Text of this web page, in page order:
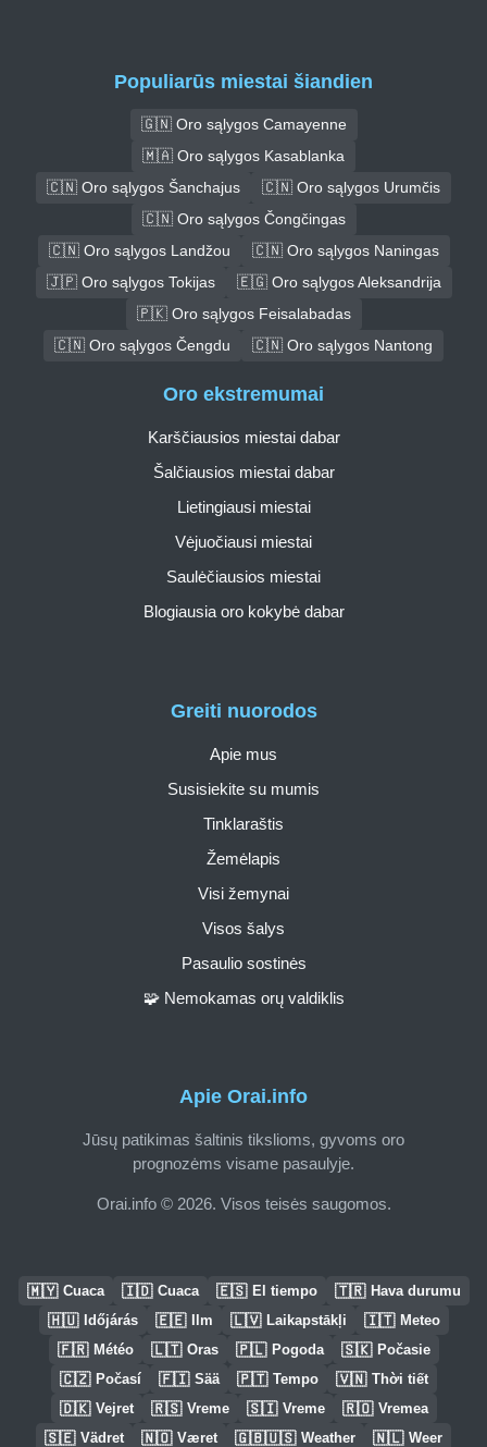
Populiarūs miestai šiandien
🇬🇳 Oro sąlygos Camayenne
🇲🇦 Oro sąlygos Kasablanka
🇨🇳 Oro sąlygos Šanchajus
🇨🇳 Oro sąlygos Urumčis
🇨🇳 Oro sąlygos Čongčingas
🇨🇳 Oro sąlygos Landžou
🇨🇳 Oro sąlygos Naningas
🇯🇵 Oro sąlygos Tokijas
🇪🇬 Oro sąlygos Aleksandrija
🇵🇰 Oro sąlygos Feisalabadas
🇨🇳 Oro sąlygos Čengdu
🇨🇳 Oro sąlygos Nantong
Apie Orai.info
Jūsų patikimas šaltinis tikslioms, gyvoms oro
prognozėms visame pasaulyje.
Orai.info © 2026. Visos teisės saugomos.
Greiti nuorodos
Apie mus
Susisiekite su mumis
Tinklaraštis
Žemėlapis
Visi žemynai
Visos šalys
Pasaulio sostinės
🧩 Nemokamas orų valdiklis
Oro ekstremumai
Karščiausios miestai dabar
Šalčiausios miestai dabar
Lietingiausi miestai
Vėjuočiausi miestai
Saulėčiausios miestai
Blogiausia oro kokybė dabar
🇲🇾 Cuaca 🇮🇩 Cuaca 🇪🇸 El tiempo 🇹🇷 Hava durumu
🇭🇺 Időjárás 🇪🇪 Ilm 🇱🇻 Laikapstākļi 🇮🇹 Meteo
🇫🇷 Météo 🇱🇹 Oras 🇵🇱 Pogoda 🇸🇰 Počasie
🇨🇿 Počasí 🇫🇮 Sää 🇵🇹 Tempo 🇻🇳 Thời tiết
🇩🇰 Vejret 🇷🇸 Vreme 🇸🇮 Vreme 🇷🇴 Vremea
🇸🇪 Vädret 🇳🇴 Været 🇬🇧🇺🇸 Weather 🇳🇱 Weer